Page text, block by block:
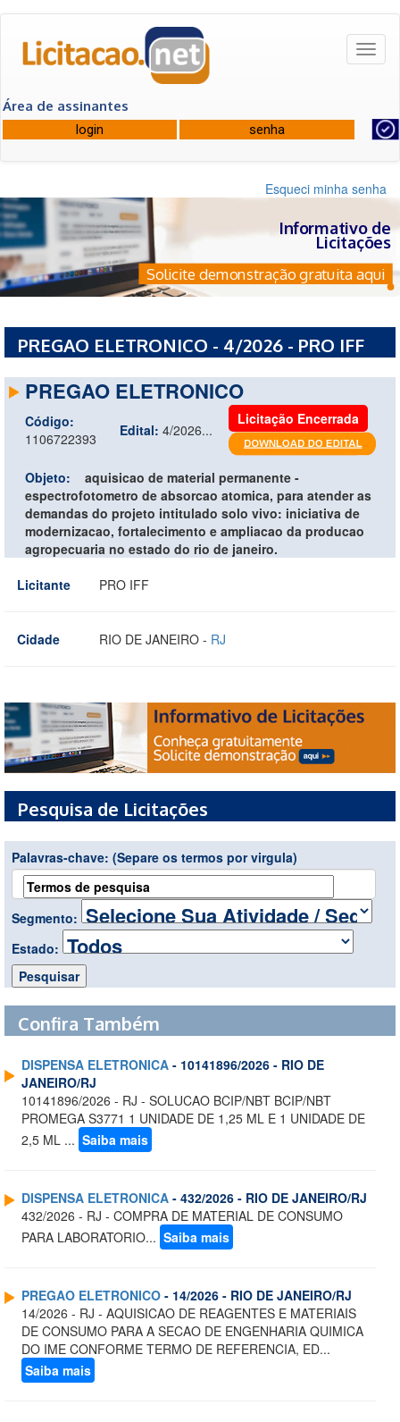
Área de assinantes
Esqueci minha senha
Informativo de
Licitações
Solicite demonstração gratuita aqui
PREGAO ELETRONICO - 4/2026 - PRO IFF
PREGAO ELETRONICO
Código:
1106722393
Edital: 4/2026...
Licitação Encerrada
Objeto:
aquisicao de material permanente -
espectrofotometro de absorcao atomica, para atender as
demandas do projeto intitulado solo vivo: iniciativa de
modernizacao, fortalecimento e ampliacao da producao
agropecuaria no estado do rio de janeiro.
Licitante
PRO IFF
Cidade RIO DE JANEIRO - RJ
Pesquisa de Licitações
Palavras-chave: (Separe os termos por virgula)
Segmento:
Estado:
Confira Também
DISPENSA ELETRONICA - 10141896/2026 - RIO DE
JANEIRO/RJ
10141896/2026 - RJ - SOLUCAO BCIP/NBT BCIP/NBT
PROMEGA S3771 1 UNIDADE DE 1,25 ML E 1 UNIDADE DE
2,5 ML ... Saiba mais
DISPENSA ELETRONICA - 432/2026 - RIO DE JANEIRO/RJ
432/2026 - RJ - COMPRA DE MATERIAL DE CONSUMO
PARA LABORATORIO... Saiba mais
PREGAO ELETRONICO - 14/2026 - RIO DE JANEIRO/RJ
14/2026 - RJ - AQUISICAO DE REAGENTES E MATERIAIS
DE CONSUMO PARA A SECAO DE ENGENHARIA QUIMICA
DO IME CONFORME TERMO DE REFERENCIA, ED...
Saiba mais